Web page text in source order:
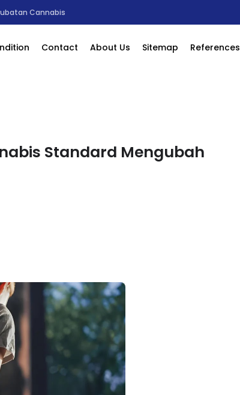
Contact About Us Sitemap References
Standard Mengubah